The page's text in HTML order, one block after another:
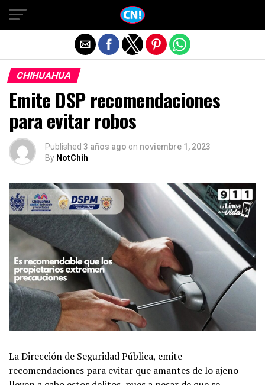
CHIHUAHUA
Emite DSP recomendaciones
para evitar robos
Published 3 años ago on noviembre 1, 2023
By NotChih
La Dirección de Seguridad Pública, emite
recomendaciones para evitar que amantes de lo ajeno
Salir de la versión móvil